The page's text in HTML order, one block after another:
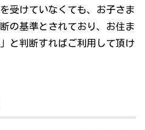
受けていなくても、お子さま
の基準とされており、お住ま
と判断すればご利用して頂け